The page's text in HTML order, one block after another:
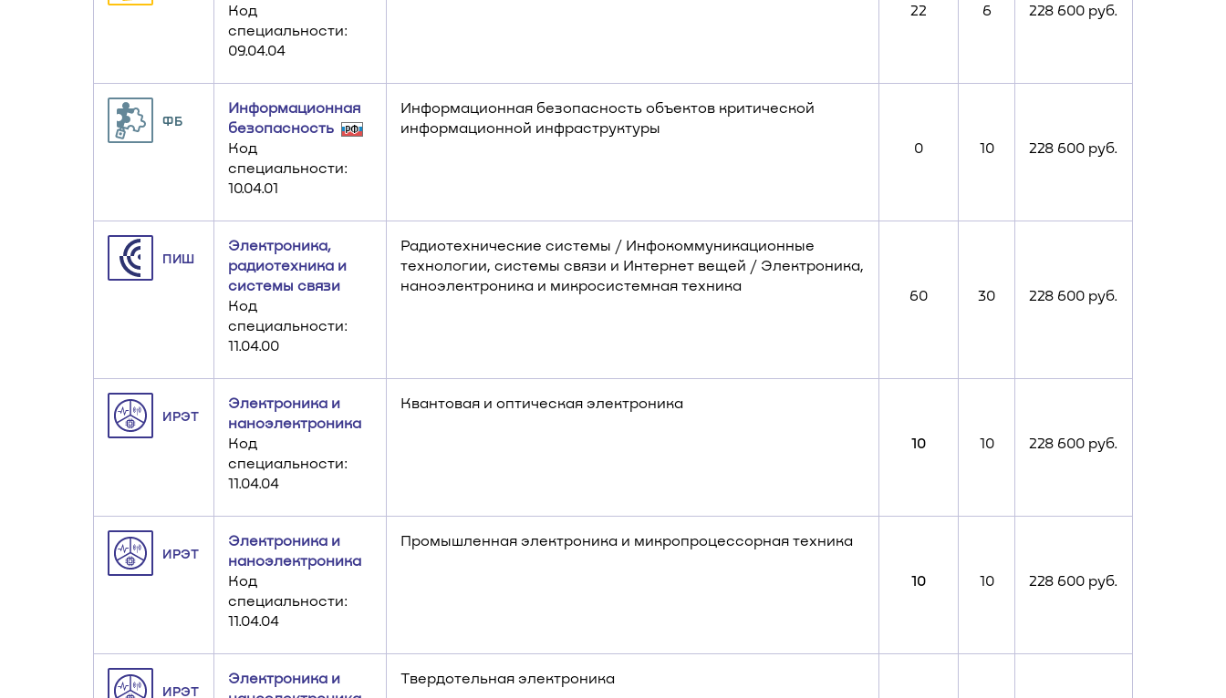
Код
специальности:
09.04.04
22
6 228 600 руб.
ФБ
Информационная
безопасность
Код
специальности:
10.04.01
Информационная безопасность объектов критической
информационной инфраструктуры
0
10 228 600 руб.
ПИШ
Электроника,
радиотехника и
системы связи
Код
специальности:
11.04.00
Радиотехнические системы / Инфокоммуникационные
технологии, системы связи и Интернет вещей / Электроника,
наноэлектроника и микросистемная техника
60 30 228 600 руб.
ИРЭТ
Электроника и
наноэлектроника
Код
специальности:
11.04.04
Квантовая и оптическая электроника
10 10 228 600 руб.
ИРЭТ
Электроника и
наноэлектроника
Код
специальности:
11.04.04
Промышленная электроника и микропроцессорная техника
10 10 228 600 руб.
ИРЭТ
Электроника и
Твердотельная электроника